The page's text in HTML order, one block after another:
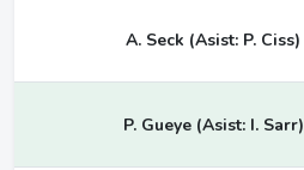
A. Seck (Asist: P. Ciss)
P. Gueye (Asist: I. Sarr)